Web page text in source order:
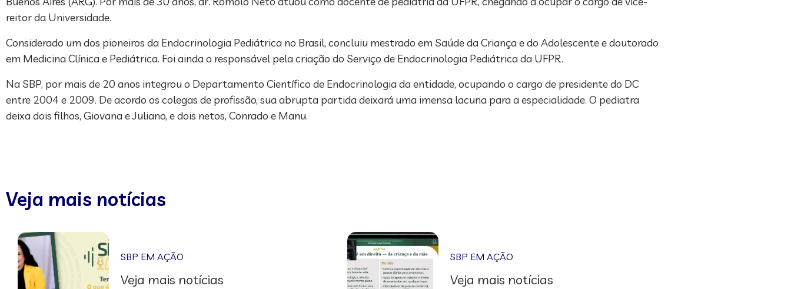
reitor da Universidade.
Considerado um dos pioneiros da Endocrinologia Pediátrica no Brasil, concluiu mestrado em Saúde da Criança e do Adolescente e doutorado
em Medicina Clínica e Pediátrica. Foi ainda o responsável pela criação do Serviço de Endocrinologia Pediátrica da UFPR.
Na SBP, por mais de 20 anos integrou o Departamento Científico de Endocrinologia da entidade, ocupando o cargo de presidente do DC
entre 2004 e 2009. De acordo os colegas de profissão, sua abrupta partida deixará uma imensa lacuna para a especialidade. O pediatra
deixa dois filhos, Giovana e Juliano, e dois netos, Conrado e Manu.
Veja mais notícias
SBP EM AÇÃO
Veja mais notícias
SBP EM AÇÃO
Veja mais notícias